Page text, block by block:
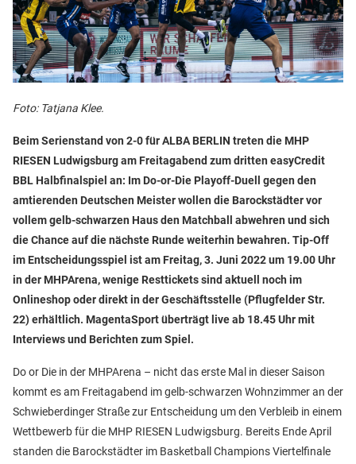
Foto: Tatjana Klee.
Beim Serienstand von 2-0 für ALBA BERLIN treten die MHP
RIESEN Ludwigsburg am Freitagabend zum dritten easyCredit
BBL Halbfinalspiel an: Im Do-or-Die Playoff-Duell gegen den
amtierenden Deutschen Meister wollen die Barockstädter vor
vollem gelb-schwarzen Haus den Matchball abwehren und sich
die Chance auf die nächste Runde weiterhin bewahren. Tip-Off
im Entscheidungsspiel ist am Freitag, 3. Juni 2022 um 19.00 Uhr
in der MHPArena, wenige Resttickets sind aktuell noch im
Onlineshop oder direkt in der Geschäftsstelle (Pflugfelder Str.
22) erhältlich. MagentaSport überträgt live ab 18.45 Uhr mit
Interviews und Berichten zum Spiel.
Do or Die in der MHPArena – nicht das erste Mal in dieser Saison
kommt es am Freitagabend im gelb-schwarzen Wohnzimmer an der
Schwieberdinger Straße zur Entscheidung um den Verbleib in einem
Wettbewerb für die MHP RIESEN Ludwigsburg. Bereits Ende April
standen die Barockstädter im Basketball Champions Viertelfinale